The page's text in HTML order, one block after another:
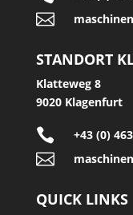

STANDORT
Klatteweg 8
9020 Klagenfurt
 +43 (0)

QUICK LINKS